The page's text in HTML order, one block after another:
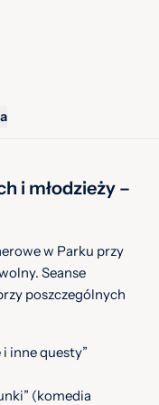
i młodzieży –
w Parku przy
Seanse
poszczególnych
i inne questy”
(komedia